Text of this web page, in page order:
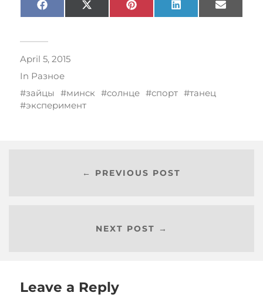
Facebook X
(Twitter)
Pinterest LinkedIn Email
April 5, 2015
In Разное
зайцы
минск солнце спорт
танец
эксперимент
← PREVIOUS POST
NEXT POST →
Leave a Reply